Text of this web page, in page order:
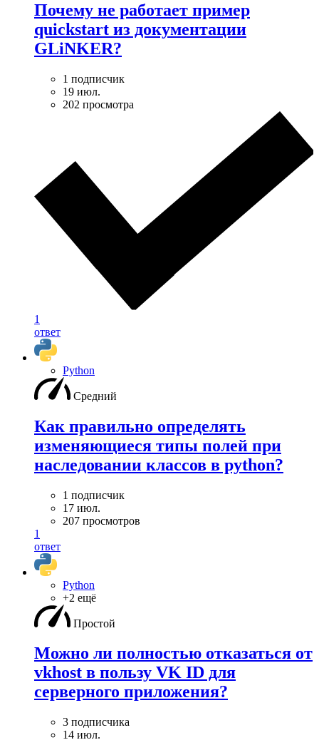
Почему не работает пример
quickstart из документации
GLiNKER?
1 подписчик
19 июл.
202 просмотра
1
ответ
Python
Средний
Как правильно определять
изменяющиеся типы полей при
наследовании классов в python?
1 подписчик
17 июл.
207 просмотров
1
ответ
Python
+2 ещё
Простой
Можно ли полностью отказаться от
vkhost в пользу VK ID для
серверного приложения?
3 подписчика
14 июл.